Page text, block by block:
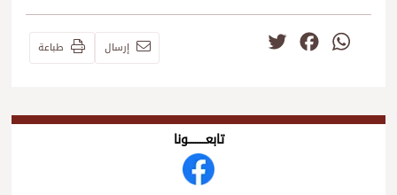
WhatsApp
Facebook إرسال طباعة
تابعــــــــــونا